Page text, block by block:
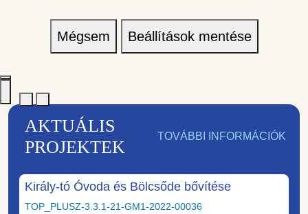
Mégsem Beállítások mentése
AKTUÁLIS
PROJEKTEK
TOVÁBBI INFORMÁCIÓK
Király-tó Óvoda és Bölcsőde bővítése
TOP_PLUSZ-3.3.1-21-GM1-2022-00036